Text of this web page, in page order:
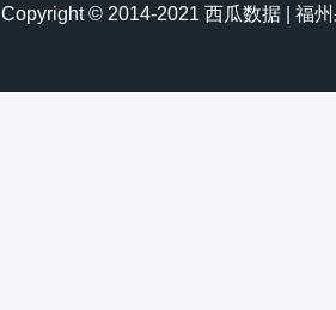
Copyright © 2014-2021 西瓜数据 | 福